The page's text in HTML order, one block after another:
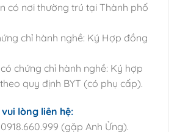
có nơi thường trú tại Thành phố
chỉ hành nghề: Ký Hợp đồng
chứng chỉ hành nghề: Ký hợp
quy định BYT (có phụ cấp).
lòng liên hệ:
(gặp Anh Ửng).